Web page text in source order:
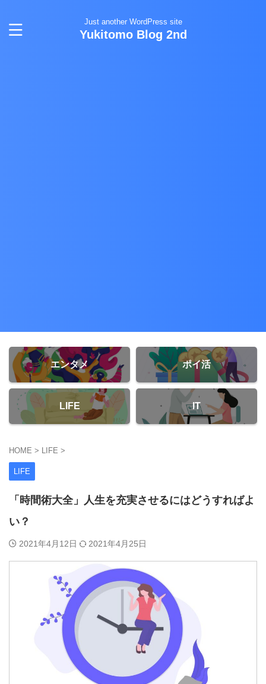
Just another WordPress site
Yukitomo Blog 2nd
エンタメ ポイ活
LIFE IT
HOME > LIFE >
LIFE
「時間術大全」人生を充実させるにはどうすればよ
い？
2021年4月12日 2021年4月25日